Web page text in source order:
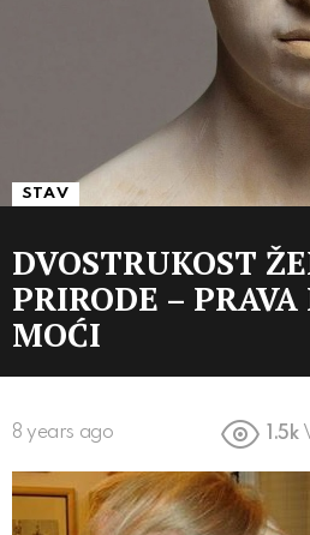
STAV
DVOSTRUKOST
PRIRODE –
MOĆI
8 years ago 1.5k